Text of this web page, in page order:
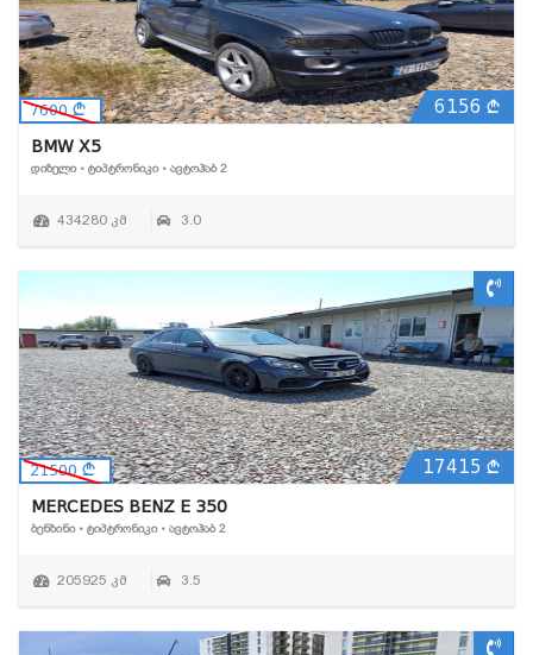
7600 6156
BMW X5
ᲓᲘᲖᲔᲚᲘ • ᲢᲘᲞᲢᲠᲝᲜᲘᲙᲘ • ᲐᲕᲢᲝᲰᲐᲑ 2
434280 კმ 3.0
21500 17415
MERCEDES BENZ E 350
ᲑᲔᲜᲖᲘᲜᲘ • ᲢᲘᲞᲢᲠᲝᲜᲘᲙᲘ • ᲐᲕᲢᲝᲰᲐᲑ 2
205925 კმ 3.5